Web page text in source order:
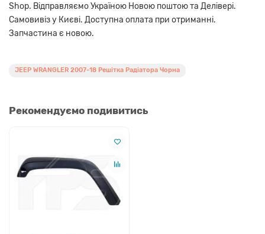
Shop. Відправляємо Україною Новою поштою та Делівері.
Самовивіз у Києві. Доступна оплата при отриманні.
Запчастина є новою.
JEEP WRANGLER 2007-18 Решітка Радіатора Чорна
Рекомендуємо подивитись